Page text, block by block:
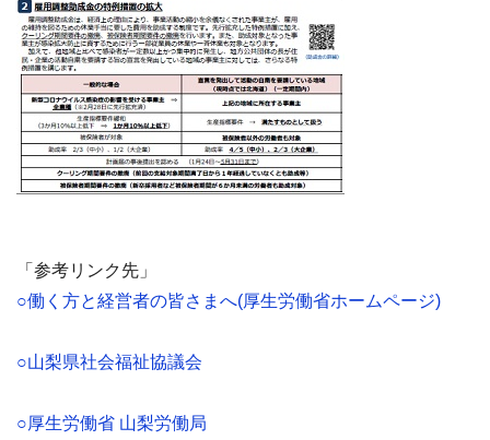
「参考リンク先」
○働く方と経営者の皆さまへ(厚生労働省ホームページ)
○山梨県社会福祉協議会
○厚生労働省 山梨労働局